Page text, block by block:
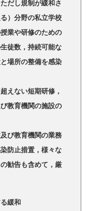
だし規制が緩和さ
）分野の私立学校
業や研修のための
徒数，持続可能な
場所の整備を感染
えない短期研修，
教育機関の施設の
び教育機関の業務
防止措置，様々な
勧告も含めて，厳
緩和